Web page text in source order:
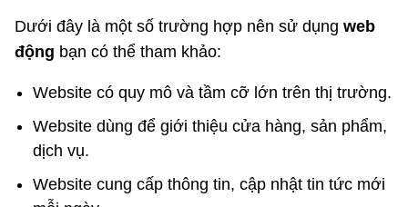
Dưới đây là một số trường hợp nên sử dụng web
động bạn có thể tham khảo:
Website có quy mô và tầm cỡ lớn trên thị trường.
Website dùng để giới thiệu cửa hàng, sản phẩm,
dịch vụ.
Website cung cấp thông tin, cập nhật tin tức mới